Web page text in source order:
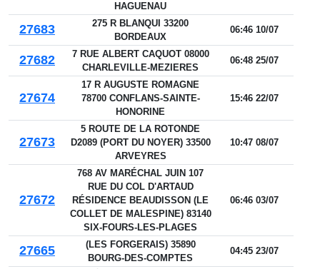
HAGUENAU
27683
275 R BLANQUI 33200
BORDEAUX
06:46 10/07
27682
7 RUE ALBERT CAQUOT 08000
CHARLEVILLE-MEZIERES
06:48 25/07
27674
17 R AUGUSTE ROMAGNE
78700 CONFLANS-SAINTE-
HONORINE
15:46 22/07
27673
5 ROUTE DE LA ROTONDE
D2089 (PORT DU NOYER) 33500
ARVEYRES
10:47 08/07
27672
768 AV MARÉCHAL JUIN 107
RUE DU COL D'ARTAUD
RÉSIDENCE BEAUDISSON (LE
COLLET DE MALESPINE) 83140
SIX-FOURS-LES-PLAGES
06:46 03/07
27665
(LES FORGERAIS) 35890
BOURG-DES-COMPTES
04:45 23/07